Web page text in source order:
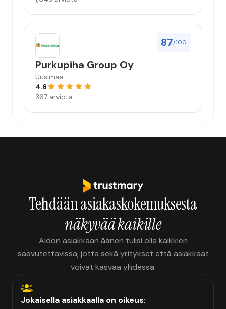
87/100
Purkupiha Group Oy
Uusimaa
4.6
367 arviota
Tehdään asiakaskokemuksesta
näkyvää kaikille
Aidon asiakkaan äänen tulisi olla kaikkien
saavutettavissa, jotta sekä yritykset että asiakkaat
voivat kasvaa yhdessä.
Jokaisella asiakkaalla on oikeus: